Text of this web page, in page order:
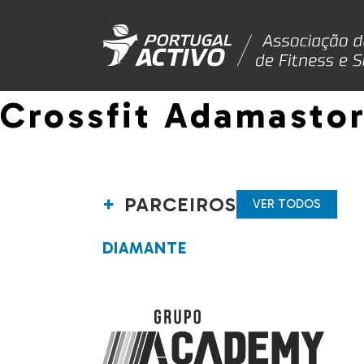
Crossfit
PARCEIROS VER TODOS
DIAMANTE